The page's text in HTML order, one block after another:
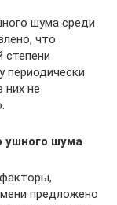
шума среди
что
периодически
них не
ушного шума
факторы,
предложено